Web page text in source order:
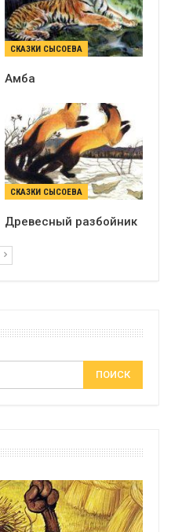
СКАЗКИ СЫСОЕВА
Амба
СКАЗКИ СЫСОЕВА
Древесный разбойник